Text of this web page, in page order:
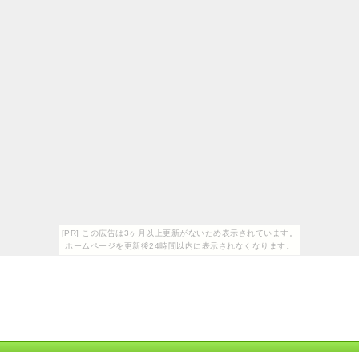
[PR] この広告は3ヶ月以上更新がないため表示されています。
ホームページを更新後24時間以内に表示されなくなります。